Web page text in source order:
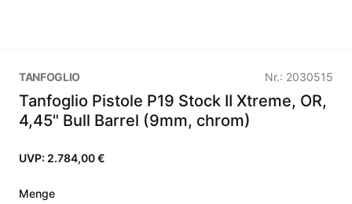
TANFOGLIO Nr.: 2030515
Tanfoglio Pistole P19 Stock II Xtreme, OR,
4,45" Bull Barrel (9mm, chrom)
UVP: 2.784,00 €
Menge